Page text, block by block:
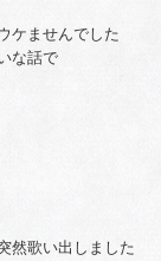
ケませんでした
な話で
然歌い出しました